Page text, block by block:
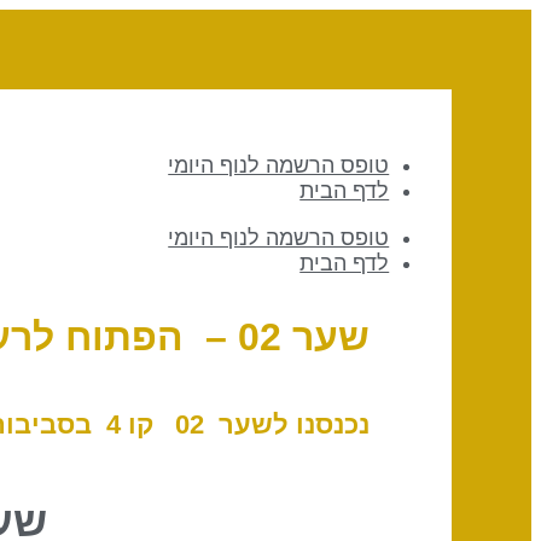
טופס הרשמה לנוף היומי
לדף הבית
טופס הרשמה לנוף היומי
לדף הבית
שער 02 – הפתוח לרעיונות // קו 4 – חשאיות
נכנסנו לשער 02 ק ו 4 בסביבות 13:30 לפי שעון ישראל, 6 במאי 2025